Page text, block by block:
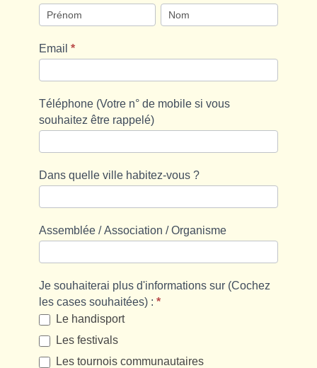
Prénom
/
Nom
Prénom
/
Email *
Téléphone (Votre n° de mobile si vous
souhaitez être rappelé)
Dans quelle ville habitez-vous ?
Assemblée / Association / Organisme
Je souhaiterai plus d'informations sur (Cochez
les cases souhaitées) : *
Le handisport
Les festivals
Les tournois communautaires